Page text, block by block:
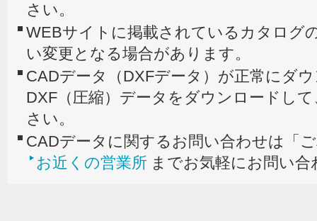
さい。
WEBサイトに掲載されているカタログ
い変更となる場合があります。
CADデータ（DXFデータ）が正常にダ
DXF（圧縮）データをダウンロードし
さい。
CADデータに関するお問い合わせは「
お近くの営業所 までお気軽にお問い